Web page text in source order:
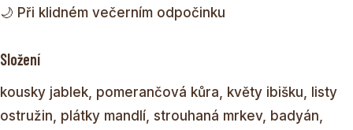
🌙 Při klidném večerním odpočinku
Složení
kousky jablek, pomerančová kůra, květy ibišku, listy
ostružin, plátky mandlí, strouhaná mrkev, badyán,